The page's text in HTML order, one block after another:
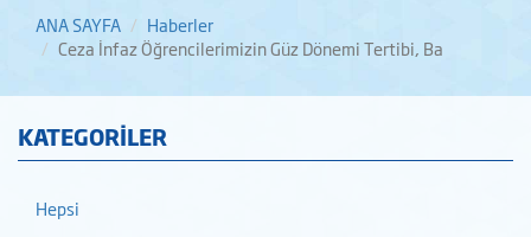
ANA SAYFA
Haberler
Ceza İnfaz Öğrencilerimizin Güz Dönemi Tertibi, Ba
KATEGORİLER
Hepsi